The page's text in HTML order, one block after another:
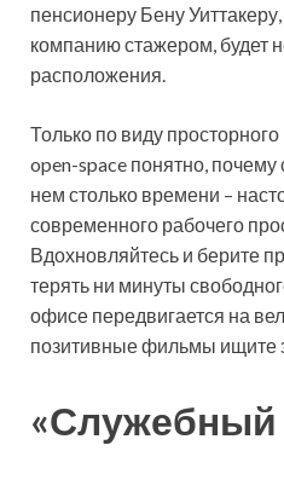
пенсионеру Бену
компанию стажером, будет
расположения.
Только по виду
open-space понятно, почему
нем столько времени –
современного рабочего
Вдохновляйтесь и берите
терять ни минуты
офисе передвигается на
позитивные фильмы ищите
«Служебный